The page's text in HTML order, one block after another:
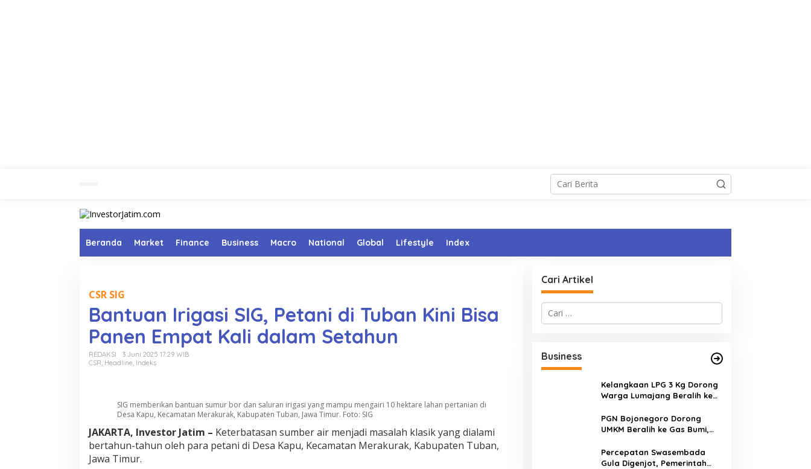
Beranda Market Finance Business Macro National Global Lifestyle Index
CSR SIG
Bantuan Irigasi SIG, Petani di Tuban Kini Bisa
Panen Empat Kali dalam Setahun
REDAKSI
3 Juni 2025 17:29 WIB
CSR, Headline, Indeks
SIG memberikan bantuan sumur bor dan saluran irigasi yang mampu mengairi 10 hektare lahan pertanian di
Desa Kapu, Kecamatan Merakurak, Kabupaten Tuban, Jawa Timur. Foto: SIG
JAKARTA, Investor Jatim – Keterbatasan sumber air menjadi masalah klasik yang dialami
bertahun-tahun oleh para petani di Desa Kapu, Kecamatan Merakurak, Kabupaten Tuban,
Jawa Timur.
Cari Artikel
C
u
n
t
Business
Kelangkaan LPG 3 Kg Dorong
Warga Lumajang Beralih ke
Terjamin dan Pembayaran
Makin Mudah
PGN Bojonegoro Dorong
UMKM Beralih ke Gas Bumi,
Tingkatkan Daya Saing
Percepatan Swasembada
Gula Digenjot, Pemerintah